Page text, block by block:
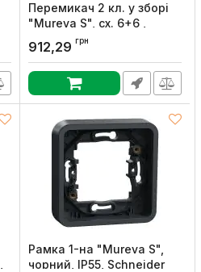
Перемикач 2 кл. у зборі
"Mureva S", сх. 6+6 ,
чорний, IP55, Schneider
Electric
Артикул:MUR35022
912,29 грн
Рамка 1-на "Mureva S",
чорний, IP55, Schneider